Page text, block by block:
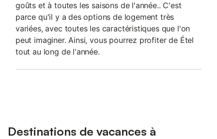
goûts et à toutes les saisons de l'année.. C'est
parce qu'il y a des options de logement très
variées, avec toutes les caractéristiques que l'on
peut imaginer. Ainsi, vous pourrez profiter de Étel
tout au long de l'année.
Destinations de vacances à